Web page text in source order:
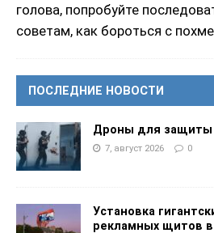
голова, попробуйте
советам, как бороться с
ПОСЛЕДНИЕ НОВОСТИ
Дроны для защиты
7, август 2026 0
Установка
рекламных щитов в